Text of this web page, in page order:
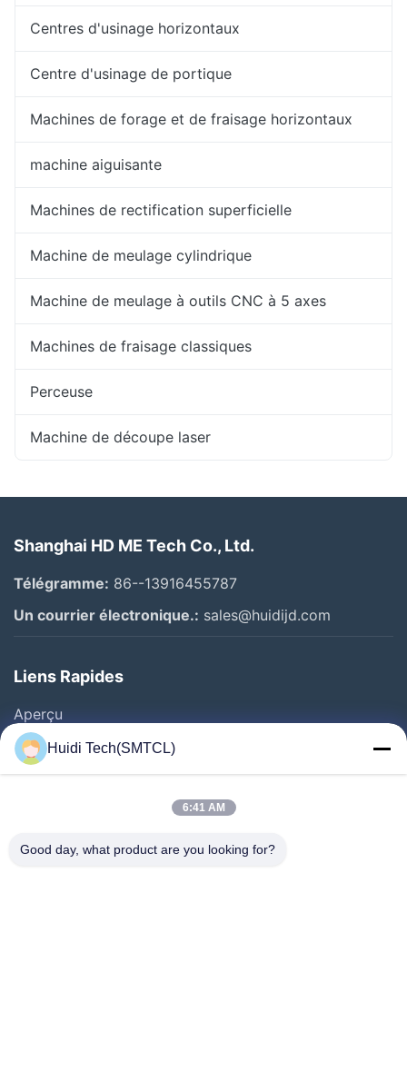
Centres d'usinage horizontaux
Centre d'usinage de portique
Machines de forage et de fraisage horizontaux
machine aiguisante
Machines de rectification superficielle
Machine de meulage cylindrique
Machine de meulage à outils CNC à 5 axes
Machines de fraisage classiques
Perceuse
Machine de découpe laser
Shanghai HD ME Tech Co., Ltd.
Télégramme: 86--13916455787
Un courrier électronique.: sales@huidijd.com
Liens Rapides
Aperçu
Produits
Vidéos
Visite D'usine
Huidi Tech(SMTCL)
6:41 AM
Good day, what product are you looking for?